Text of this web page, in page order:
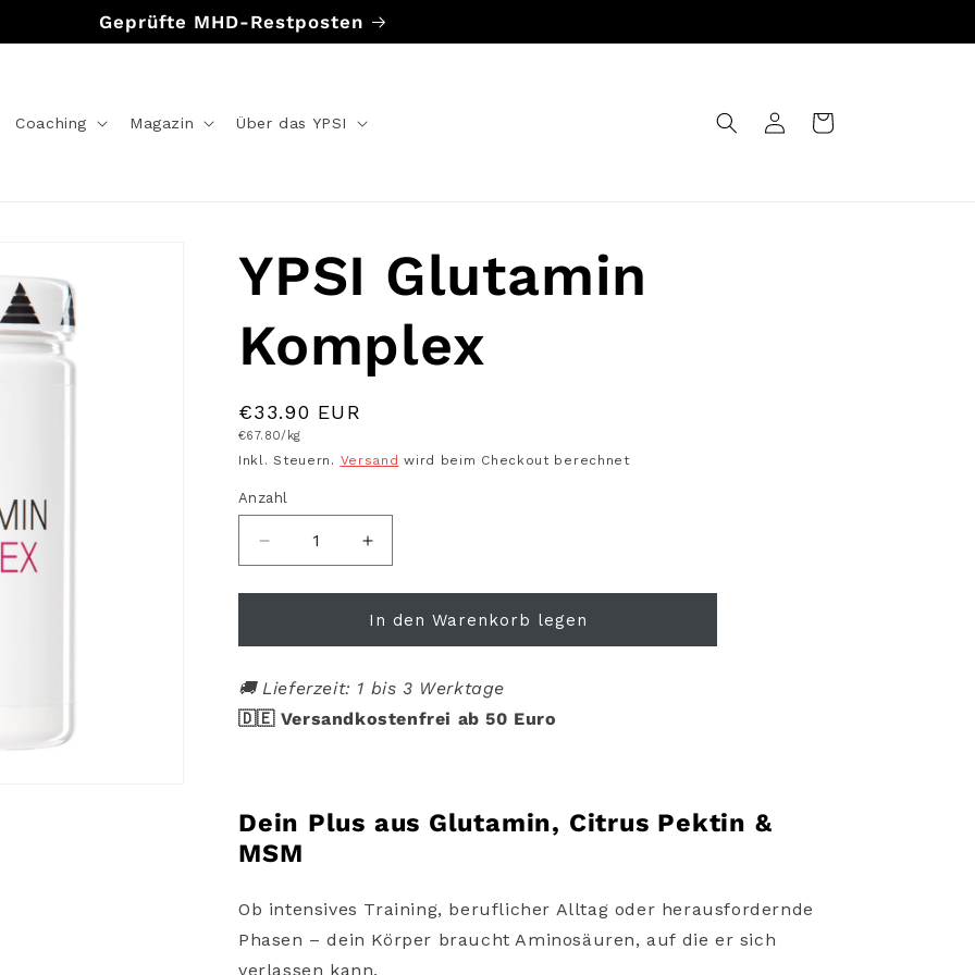
Geprüfte MHD-Restposten
Coaching Magazin Über das YPSI EinloggenWarenkorb
YPSI Glutamin
Komplex
Normaler
Preis
€33.90 EUR
Grundpreis
€67.80/kg
Inkl. Steuern. Versand wird beim Checkout berechnet
Anzahl
Anzahl
Verringere
die
Menge
YPSI
Komplex
Erhöhe
die
Menge
für
YPSI
Komplex
In den Warenkorb legen
🚚 Lieferzeit: 1 bis 3 Werktage
🇩🇪 Versandkostenfrei ab 50 Euro
Dein Plus aus Glutamin, Citrus Pektin &
MSM
Ob intensives Training, beruflicher Alltag oder herausfordernde
Phasen –dein Körper braucht Aminosäuren,auf dieer sich
verlassen kann.